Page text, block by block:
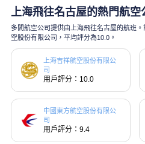
上海飛往名古屋的熱門航空
多間航空公司提供由上海飛往名古屋的航班
空股份有限公司，平均評分為10.0。
上海吉祥航空股份有限公
司
用戶評分：10.0
中國東方航空股份有限公
司
用戶評分：9.4